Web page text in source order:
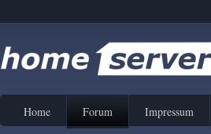
Home Forum Impressum